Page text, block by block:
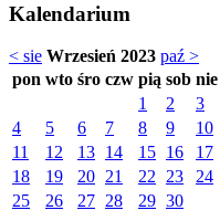
Kalendarium
< sie Wrzesień 2023 paź >
pon wto śro czw pią sob nie
1
2
3
4
5 6 7 8 9
10
11
12 13 14 15 16
17
18
19 20 21 22 23
24
25
26 27 28 29 30